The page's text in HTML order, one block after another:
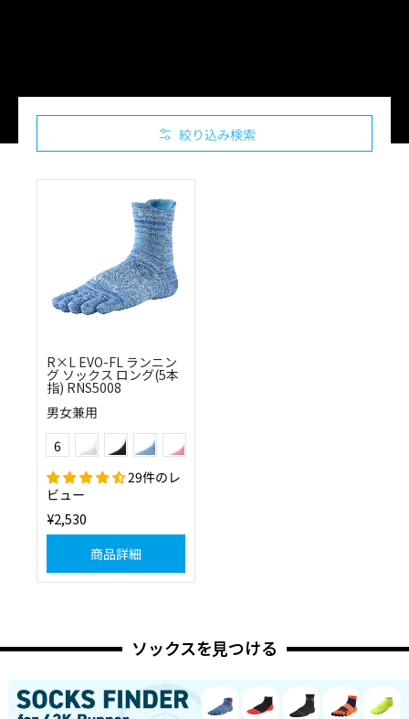
絞り込み検索
R×L EVO-FL ランニン
グ ソックス ロング(5本
指) RNS5008
男女兼用
Color
6
(55)オレンジ(80)ブラウン
29件のレ
ビュー
¥2,530
商品詳細
ソックスを見つける